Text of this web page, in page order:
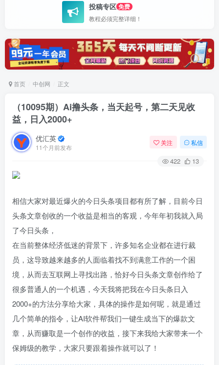
投稿专区 免费
教程必须完整详细！
首页 中创网 正文
（10095期）Ai撸头条，当天起号，第二天见收
益，日入2000+
优汇英
11个月前发布
关注 私信
422 13
相信大家对最近爆火的今日头条项目都有所了解，目前今日
头条文章创收的一个收益是相当的客观，今年年初我就入局
了今日头条，
在当前整体经济低迷的背景下，许多知名企业都在进行裁
员，这导致越来越多的人面临着找不到满意工作的一个困
境，从而去互联网上寻找出路，恰好今日头条文章创作给了
很多普通人的一个机遇，今天我将把我在今日头条日入
2000+的方法分享给大家，具体的操作是如何呢，就是通过
几个简单的指令，让AI软件帮我们一键生成当下的爆款文
章，从而赚取是一个创作的收益，接下来我给大家带来一个
保姆级的教学，大家只要跟着操作就可以了！